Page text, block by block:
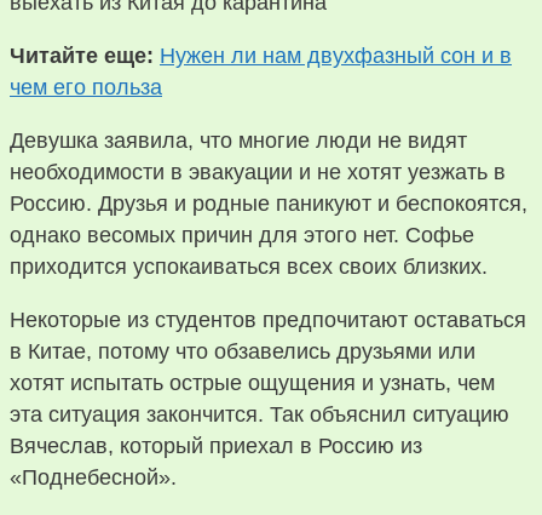
Читайте еще: Нужен ли нам двухфазный сон и в
чем его польза
Девушка заявила, что многие люди не видят
необходимости в эвакуации и не хотят уезжать в
Россию. Друзья и родные паникуют и беспокоятся,
однако весомых причин для этого нет. Софье
приходится успокаиваться всех своих близких.
Некоторые из студентов предпочитают оставаться
в Китае, потому что обзавелись друзьями или
хотят испытать острые ощущения и узнать, чем
эта ситуация закончится. Так объяснил ситуацию
Вячеслав, который приехал в Россию из
«Поднебесной».